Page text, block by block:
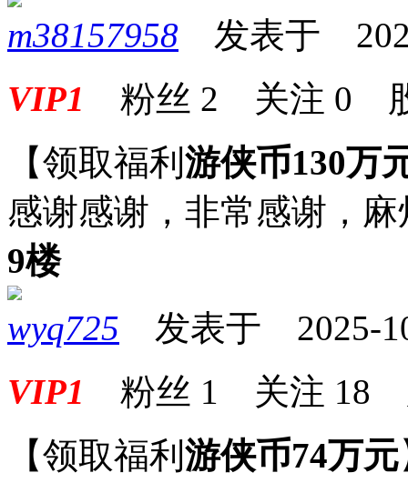
m38157958 发表于
VIP1 粉丝 2 关注 0
【领取福利 游侠币130万
感谢感谢，非常感谢，麻
9楼
wyq725 发表于 2025-
VIP1 粉丝 1 关注 18
【领取福利 游侠币74万元